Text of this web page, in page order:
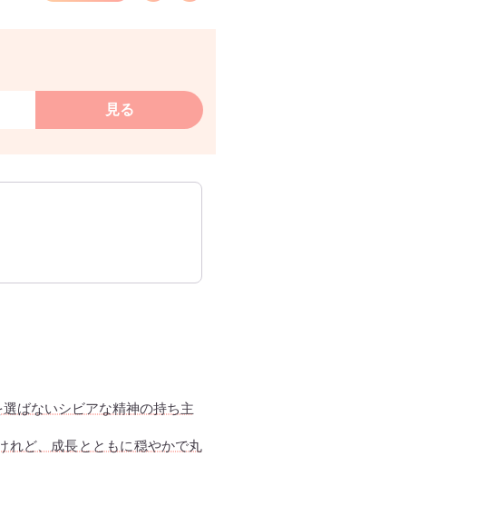
見る
ばないシビアな精神の持ち主
れど、成長とともに穏やかで丸